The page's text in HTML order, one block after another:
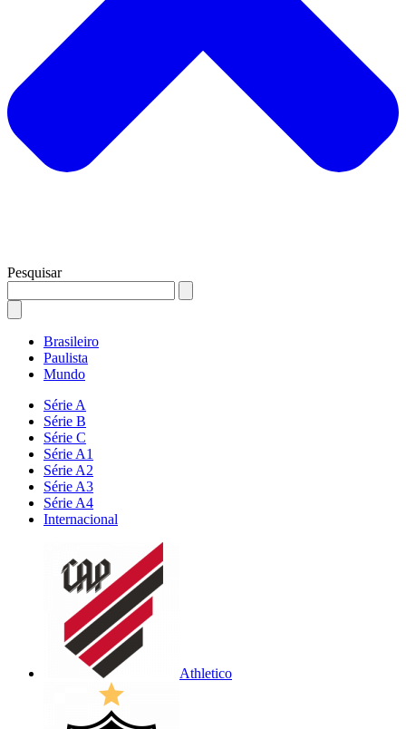
Pesquisar
Brasileiro
Paulista
Mundo
Série A
Série B
Série C
Série A1
Série A2
Série A3
Série A4
Internacional
Athletico